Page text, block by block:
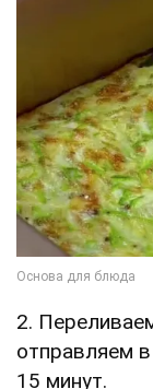
2.
отправляем
15 минут.